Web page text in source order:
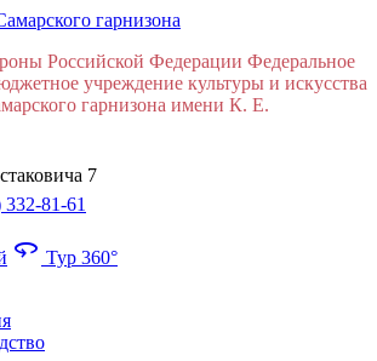
Российской Федерации Федеральное
учреждение культуры и искусства
гарнизона имени К. Е.
7
81-61
360 Тур 360°